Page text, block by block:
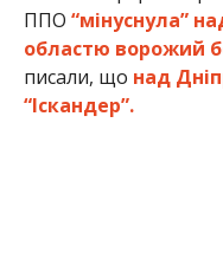
ППО “мінуснула”
областю ворожий
писали, що над
“Іскандер”.